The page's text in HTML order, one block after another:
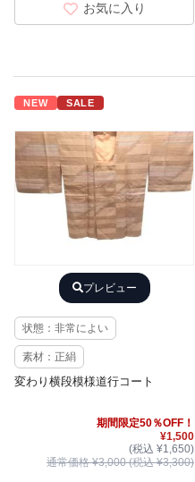
お気に入り
NEW SALE
プレビュー
状態：非常によい
素材：正絹
変わり横段模様道行コート
期間限定50％OFF！
¥1,500
(税込 ¥1,650)
通常価格 ¥3,000 (税込 ¥3,300)